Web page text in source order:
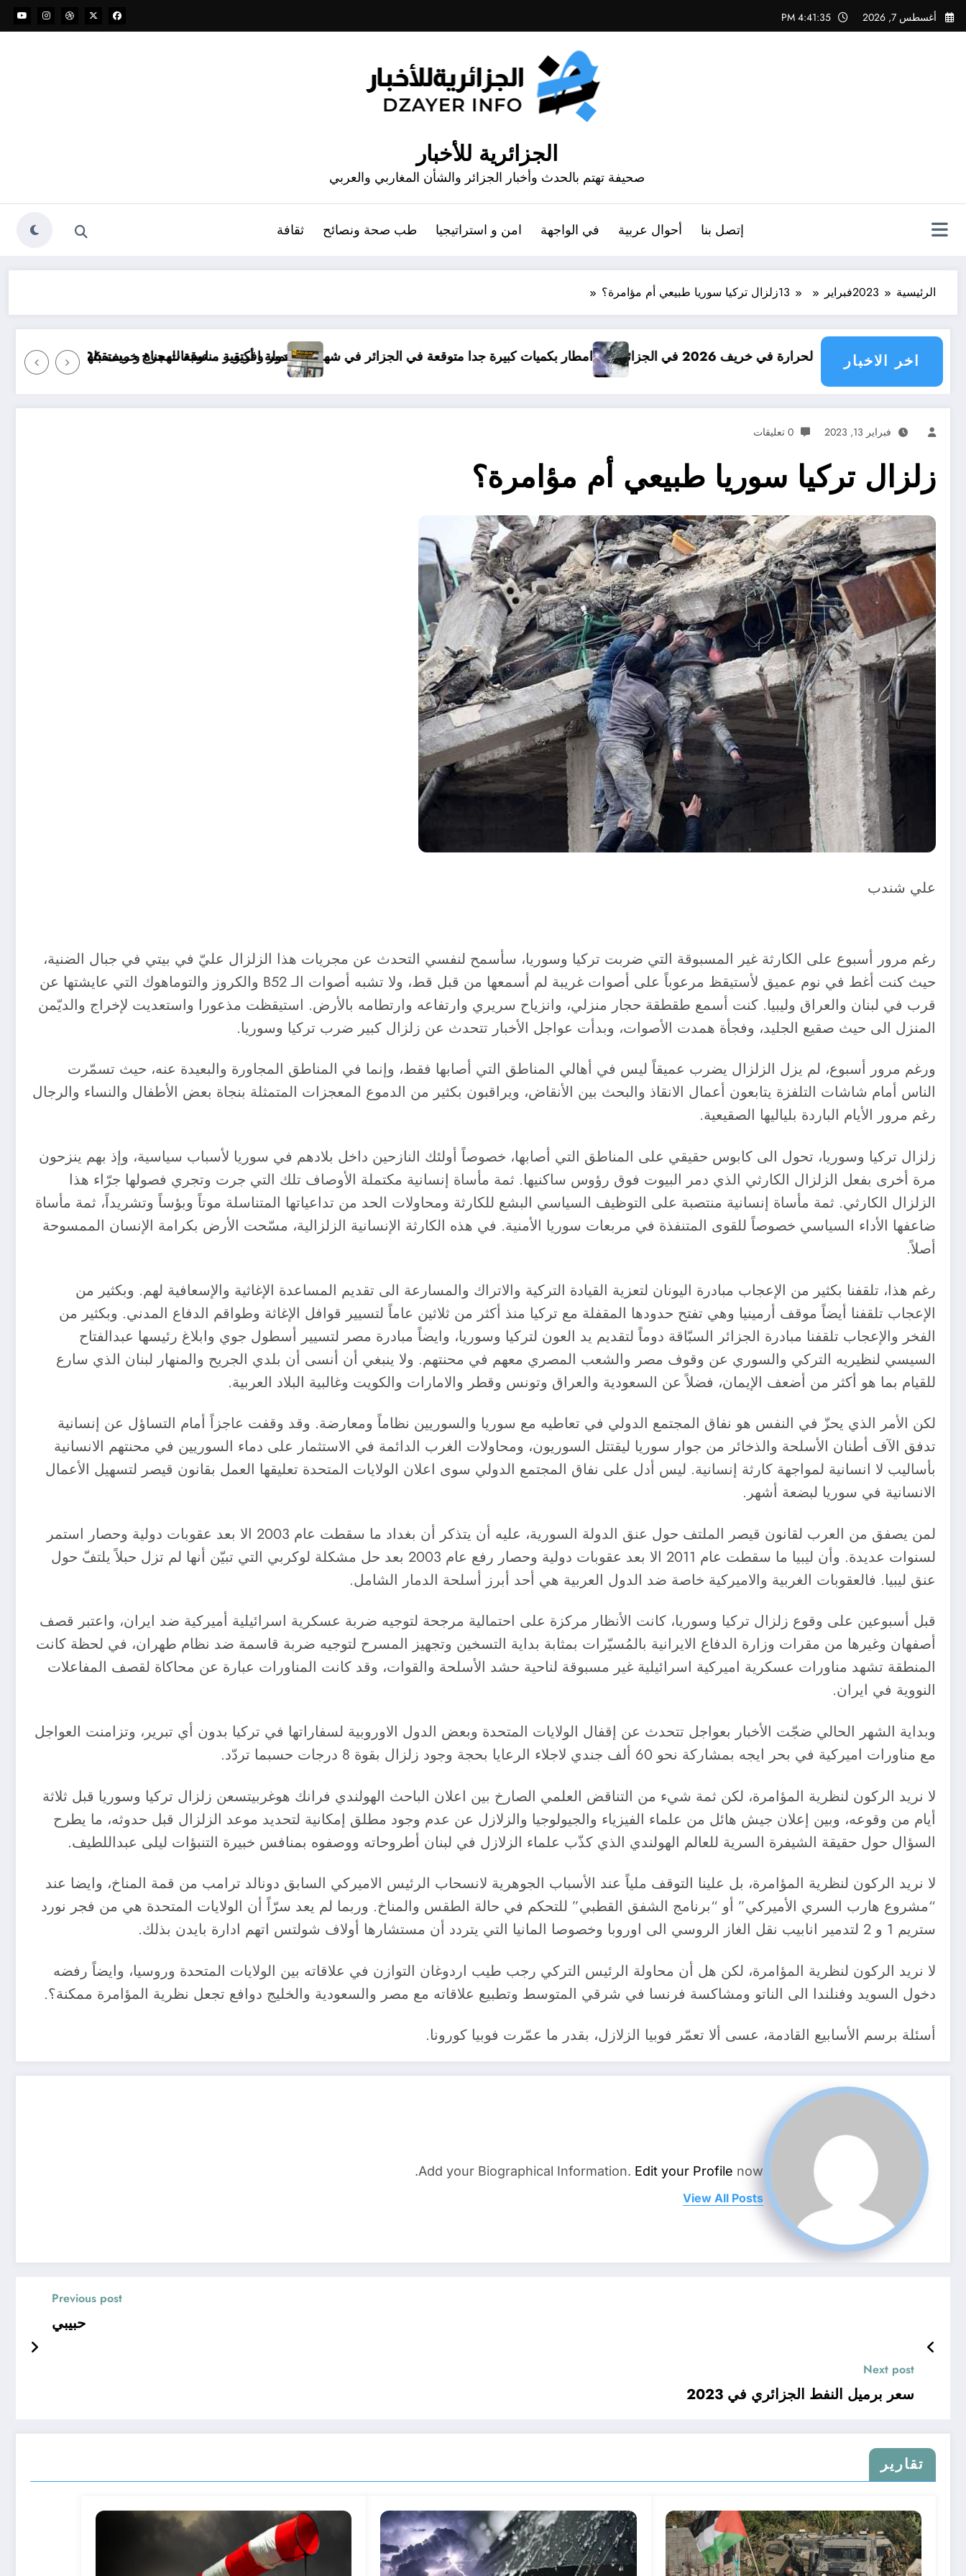
التجاوز
إلى
أغسطس 7, 2026 4:41:36 PM
الجزائرية للأخبار
صحيفة تهتم بالحدث وأخبار الجزائر والشأن المغاربي والعربي
إتصل بنا أحوال عربية في الواجهة امن و استراتيجيا طب صحة ونصائح ثقافة
الرئيسية 2023فبراير 13زلزال تركيا سوريا طبيعي أم مؤامرة؟
اخر الاخبار امطار بكميات كبيرة جدا متوقعة في الجزائر في شهري سبتمبر و أكتوبر .. توقعات مناخ خريف 2026 الجزائر
دولة افريقية مناسبة للهجرة و مستقبلها كبير “منريد الخبز والماي … بس
فبراير 13, 2023 0 تعليقات
زلزال تركيا سوريا طبيعي أم مؤامرة؟
علي شندب
رغم مرور أسبوع على الكارثة غير المسبوقة التي ضربت تركيا وسوريا، سأسمح لنفسي التحدث عن مجريات هذا الزلزال عليّ في بيتي في جبال الضنية،
حيث كنت أغط في نوم عميق لأستيقظ مرعوباً على أصوات غريبة لم أسمعها من قبل قط، ولا تشبه أصوات الـ B52 والكروز والتوماهوك التي عايشتها عن
قرب في لبنان والعراق وليبيا. كنت أسمع طقطقة حجار منزلي، وانزياح سريري وارتفاعه وارتطامه بالأرض. استيقظت مذعورا واستعديت لإخراج والديّمن
المنزل الى حيث صقيع الجليد، وفجأة همدت الأصوات، وبدأت عواجل الأخبار تتحدث عن زلزال كبير ضرب تركيا وسوريا.
ورغم مرور أسبوع، لم يزل الزلزال يضرب عميقاً ليس في أهالي المناطق التي أصابها فقط، وإنما في المناطق المجاورة والبعيدة عنه، حيث تسمّرت
الناس أمام شاشات التلفزة يتابعون أعمال الانقاذ والبحث بين الأنقاض، ويراقبون بكثير من الدموع المعجزات المتمثلة بنجاة بعض الأطفال والنساء والرجال
رغم مرور الأيام الباردة بلياليها الصقيعية.
زلزال تركيا وسوريا، تحول الى كابوس حقيقي على المناطق التي أصابها، خصوصاً أولئك النازحين داخل بلادهم في سوريا لأسباب سياسية، وإذ بهم ينزحون
مرة أخرى بفعل الزلزال الكارثي الذي دمر البيوت فوق رؤوس ساكنيها. ثمة مأساة إنسانية مكتملة الأوصاف تلك التي جرت وتجري فصولها جرّاء هذا
الزلزال الكارثي. ثمة مأساة إنسانية منتصبة على التوظيف السياسي البشع للكارثة ومحاولات الحد من تداعياتها المتناسلة موتاً وبؤساً وتشريداً، ثمة مأساة
ضاعفها الأداء السياسي خصوصاً للقوى المتنفذة في مربعات سوريا الأمنية. في هذه الكارثة الإنسانية الزلزالية، مسّحت الأرض بكرامة الإنسان الممسوحة
أصلاً.
رغم هذا، تلقفنا بكثير من الإعجاب مبادرة اليونان لتعزية القيادة التركية والاتراك والمسارعة الى تقديم المساعدة الإغاثية والإسعافية لهم. وبكثير من
الإعجاب تلقفنا أيضاً موقف أرمينيا وهي تفتح حدودها المقفلة مع تركيا منذ أكثر من ثلاثين عاماً لتسيير قوافل الإغاثة وطواقم الدفاع المدني. وبكثير من
الفخر والإعجاب تلقفنا مبادرة الجزائر السبّاقة دوماً لتقديم يد العون لتركيا وسوريا، وايضاً مبادرة مصر لتسيير أسطول جوي وابلاغ رئيسها عبدالفتاح
السيسي لنظيريه التركي والسوري عن وقوف مصر والشعب المصري معهم في محنتهم. ولا ينبغي أن أنسى أن بلدي الجريح والمنهار لبنان الذي سارع
للقيام بما هو أكثر من أضعف الإيمان، فضلاً عن السعودية والعراق وتونس وقطر والامارات والكويت وغالبية البلاد العربية.
لكن الأمر الذي يحزّ في النفس هو نفاق المجتمع الدولي في تعاطيه مع سوريا والسوريين نظاماً ومعارضة. وقد وقفت عاجزاً أمام التساؤل عن إنسانية
تدفق الآف أطنان الأسلحة والذخائر من جوار سوريا ليقتتل السوريون، ومحاولات الغرب الدائمة في الاستثمار على دماء السوريين في محنتهم الانسانية
بأساليب لا انسانية لمواجهة كارثة إنسانية. ليس أدل على نفاق المجتمع الدولي سوى اعلان الولايات المتحدة تعليقها العمل بقانون قيصر لتسهيل الأعمال
الانسانية في سوريا لبضعة أشهر.
لمن يصفق من العرب لقانون قيصر الملتف حول عنق الدولة السورية، عليه أن يتذكر أن بغداد ما سقطت عام 2003 الا بعد عقوبات دولية وحصار استمر
لسنوات عديدة. وأن ليبيا ما سقطت عام 2011 الا بعد عقوبات دولية وحصار رفع عام 2003 بعد حل مشكلة لوكربي التي تبيّن أنها لم تزل حبلاً يلتفّ حول
عنق ليبيا. فالعقوبات الغربية والاميركية خاصة ضد الدول العربية هي أحد أبرز أسلحة الدمار الشامل.
قبل أسبوعين على وقوع زلزال تركيا وسوريا، كانت الأنظار مركزة على احتمالية مرجحة لتوجيه ضربة عسكرية اسرائيلية أميركية ضد ايران، واعتبر قصف
أصفهان وغيرها من مقرات وزارة الدفاع الايرانية بالمُسيّرات بمثابة بداية التسخين وتجهيز المسرح لتوجيه ضربة قاسمة ضد نظام طهران، في لحظة كانت
المنطقة تشهد مناورات عسكرية اميركية اسرائيلية غير مسبوقة لناحية حشد الأسلحة والقوات، وقد كانت المناورات عبارة عن محاكاة لقصف المفاعلات
النووية في ايران.
وبداية الشهر الحالي ضجّت الأخبار بعواجل تتحدث عن إقفال الولايات المتحدة وبعض الدول الاوروبية لسفاراتها في تركيا بدون أي تبرير، وتزامنت العواجل
مع مناورات اميركية في بحر ايجه بمشاركة نحو 60 ألف جندي لاجلاء الرعايا بحجة وجود زلزال بقوة 8 درجات حسبما تردّد.
لا نريد الركون لنظرية المؤامرة، لكن ثمة شيء من التناقض العلمي الصارخ بين اعلان الباحث الهولندي فرانك هوغربيتسعن زلزال تركيا وسوريا قبل ثلاثة
أيام من وقوعه، وبين إعلان جيش هائل من علماء الفيزياء والجيولوجيا والزلازل عن عدم وجود مطلق إمكانية لتحديد موعد الزلزال قبل حدوثه، ما يطرح
السؤال حول حقيقة الشيفرة السرية للعالم الهولندي الذي كذّب علماء الزلازل في لبنان أطروحاته ووصفوه بمنافس خبيرة التنبؤات ليلى عبداللطيف.
لا نريد الركون لنظرية المؤامرة، بل علينا التوقف ملياً عند الأسباب الجوهرية لانسحاب الرئيس الاميركي السابق دونالد ترامب من قمة المناخ، وايضا عند
“مشروع هارب السري الأميركي” أو “برنامج الشفق القطبي” للتحكم في حالة الطقس والمناخ. وربما لم يعد سرّاً أن الولايات المتحدة هي من فجر نورد
ستريم 1 و 2 لتدمير انابيب نقل الغاز الروسي الى اوروبا وخصوصا المانيا التي يتردد أن مستشارها أولاف شولتس اتهم ادارة بايدن بذلك.
لا نريد الركون لنظرية المؤامرة، لكن هل أن محاولة الرئيس التركي رجب طيب اردوغان التوازن في علاقاته بين الولايات المتحدة وروسيا، وايضاً رفضه
دخول السويد وفنلندا الى الناتو ومشاكسة فرنسا في شرقي المتوسط وتطبيع علاقاته مع مصر والسعودية والخليج دوافع تجعل نظرية المؤامرة ممكنة؟.
أسئلة برسم الأسابيع القادمة، عسى ألا تعمّر فوبيا الزلازل، بقدر ما عمّرت فوبيا كورونا.
Add your Biographical Information. Edit your Profile now.
View All Posts
Previous post
حبيبي
Next post
سعر برميل النفط الجزائري في 2023
تقارير